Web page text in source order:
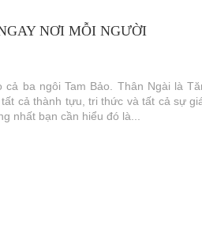
NƠI MỖI NGƯỜI
ba ngôi Tam Bảo. Thân Ngài là
cả thành tựu, tri thức và tất cả sự
nhất bạn cần hiểu đó là...